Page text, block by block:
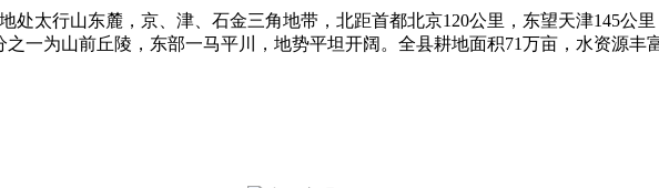
太行山东麓，京、津、石金三角地带，北距首都北京120公里，东望天津145公
一为山前丘陵，东部一马平川，地势平坦开阔。全县耕地面积71万亩，水资源